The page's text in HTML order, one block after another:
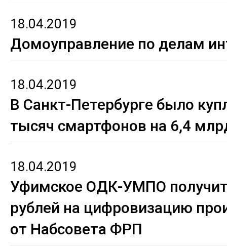
18.04.2019
Домоуправление по делам
18.04.2019
В Санкт-Петербурге было
тысяч смартфонов на 6,4
18.04.2019
Уфимское ОДК-УМПО
рублей на цифровизацию
от Набсовета ФРП